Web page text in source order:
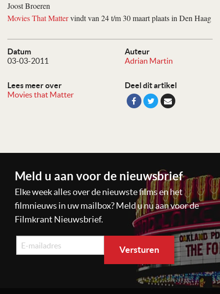
Datum
03-03-2011
Auteur
Adrian Martin
Lees meer over
Movies that Matter
Deel dit artikel
Joost Broeren
Movies That Mattervindt van 24 t/m 30 maart plaats in Den Haag
Meld u aan voor de nieuwsbrief
Elke week alles over de nieuwste films en het
filmnieuws in uw mailbox? Meld u nu aan voor de
Filmkrant Nieuwsbrief.